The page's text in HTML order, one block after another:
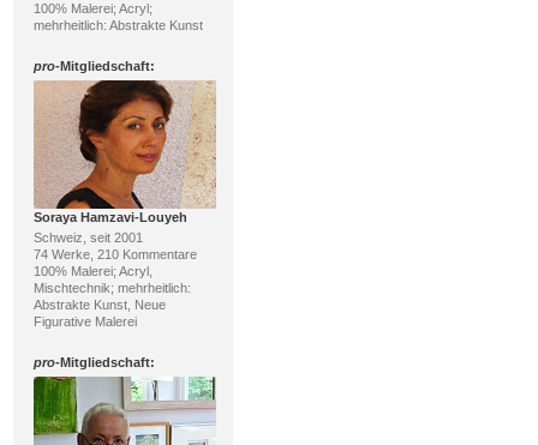
100% Malerei; Acryl;
mehrheitlich: Abstrakte Kunst
pro-Mitgliedschaft:
Soraya Hamzavi-Louyeh
Schweiz, seit 2001
74 Werke, 210 Kommentare
100% Malerei; Acryl,
Mischtechnik; mehrheitlich:
Abstrakte Kunst, Neue
Figurative Malerei
pro-Mitgliedschaft: